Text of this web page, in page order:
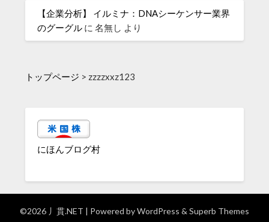
【企業分析】 イルミナ：DNAシーケンサー業界
のグーグル に名無し より
トップページ > zzzzxxz123
にほんブログ村
©2026 丿貫.NET | Powered byWordPress & Superb Themes